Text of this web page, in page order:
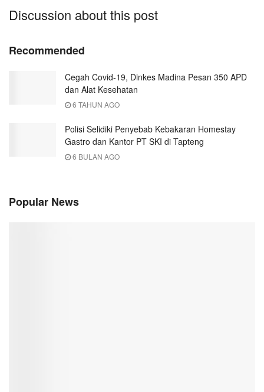
Discussion about this post
Recommended
Cegah Covid-19, Dinkes Madina Pesan 350 APD
dan Alat Kesehatan
6 TAHUN AGO
Polisi Selidiki Penyebab Kebakaran Homestay
Gastro dan Kantor PT SKI di Tapteng
6 BULAN AGO
Popular News